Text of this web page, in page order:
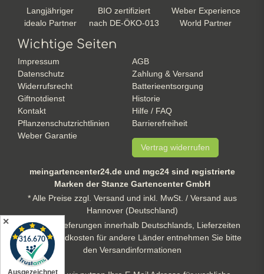
Langjähriger
idealo Partner
BIO zertifiziert
nach DE-ÖKO-013
Weber Experience
World Partner
Wichtige Seiten
Impressum
AGB
Datenschutz
Zahlung & Versand
Widerrufsrecht
Batterieentsorgung
Giftnotdienst
Historie
Kontakt
Hilfe / FAQ
Pflanzenschutzrichtlinien
Barrierefreiheit
Weber Garantie
Vertrag widerrufen
meingartencenter24.de und mgc24 sind registrierte
Marken der Stanze Gartencenter GmbH
* Alle Preise zzgl. Versand und inkl. MwSt. / Versand aus
Hannover (Deutschland)
** gilt für Lieferungen innerhalb Deutschlands, Lieferzeiten
und Versandkosten für andere Länder entnehmen Sie bitte
den Versandinformationen
✕